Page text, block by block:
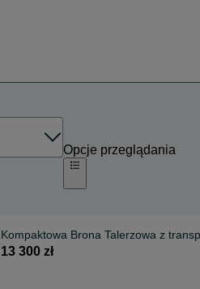
Opcje przeglądania
Kompaktowa
13 300 zł